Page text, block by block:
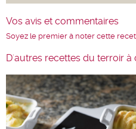
Vos avis et commentaires
Soyez le premier à noter cette
D'autres recettes du terroir à